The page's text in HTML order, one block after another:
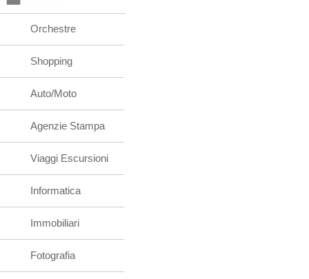
Orchestre
Shopping
Auto/Moto
Agenzie Stampa
Viaggi Escursioni
Informatica
Immobiliari
Fotografia